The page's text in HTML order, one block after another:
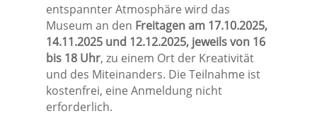
entspannter Atmosphäre wird das
Museum an den Freitagen am 17.10.2025,
14.11.2025 und 12.12.2025, jeweils von 16
bis 18 Uhr, zu einem Ort der Kreativität
und des Miteinanders. Die Teilnahme ist
kostenfrei, eine Anmeldung nicht
erforderlich.